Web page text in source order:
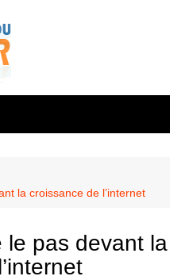
la croissance de l’internet
le pas devant la